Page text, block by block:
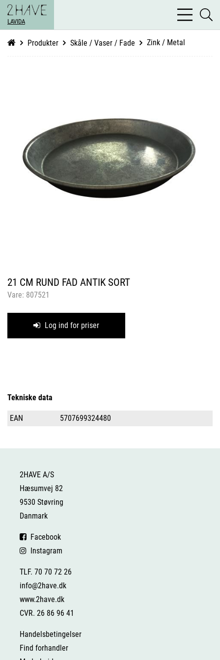
LAVIDA
bars
light
Produkter Skåle / Vaser / Fade Zink / Metal
21 CM RUND FAD ANTIK SORT
Vare: 807521
Log ind for priser
Tekniske data
EAN 5707699324480
2HAVE A/S
Hæsumvej 82
9530 Støvring
Danmark
Facebook
Instagram
TLF. 70 70 72 26
info@2have.dk
www.2have.dk
CVR. 26 86 96 41
Handelsbetingelser
Find forhandler